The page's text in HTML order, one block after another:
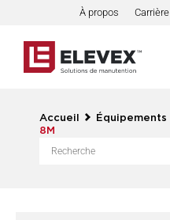
À propos Carrière
Accueil Équipements
8M